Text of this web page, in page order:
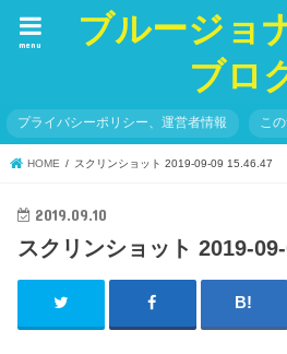
ブルージョ
ブロ
menu
プライバシーポリシー、運営者情報 こ
HOME スクリンショット 2019-09-09 15.46.47
2019.09.10
スクリンショット 2019-